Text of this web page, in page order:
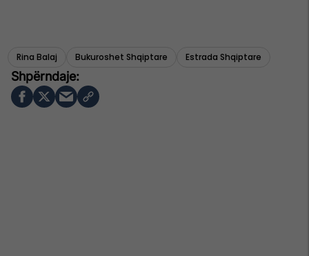
Rina Balaj Bukuroshet Shqiptare Estrada Shqiptare